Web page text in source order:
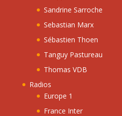
Sandrine Sarroche
Sebastian Marx
Sébastien Thoen
Tanguy Pastureau
Thomas VDB
Radios
Europe 1
France Inter